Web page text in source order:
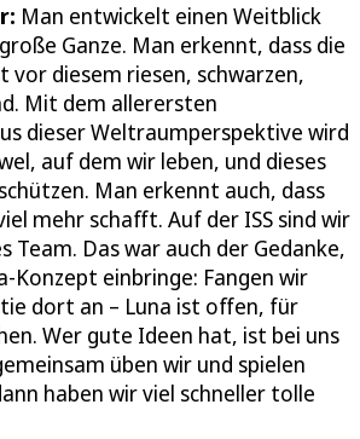
Man entwickelt einen Weitblick
Ganze. Man erkennt, dass die
vor diesem riesen, schwarzen,
Mit dem allerersten
dieser Weltraumperspektive wird
auf dem wir leben, und dieses
Man erkennt auch, dass
mehr schafft. Auf der ISS sind wir
Team. Das war auch der Gedanke,
Konzept einbringe: Fangen wir
dort an – Luna ist offen, für
Wer gute Ideen hat, ist bei uns
üben wir und spielen
haben wir viel schneller tolle